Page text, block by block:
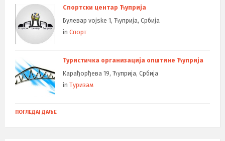
Спортски центар Ћуприја
Булевар vojske 1, Ћуприја, Србија
in Спорт
Туристичка организација општине Ћуприја
Карађорђева 19, Ћуприја, Србија
in Туризам
ПОГЛЕДАЈ ДАЉЕ